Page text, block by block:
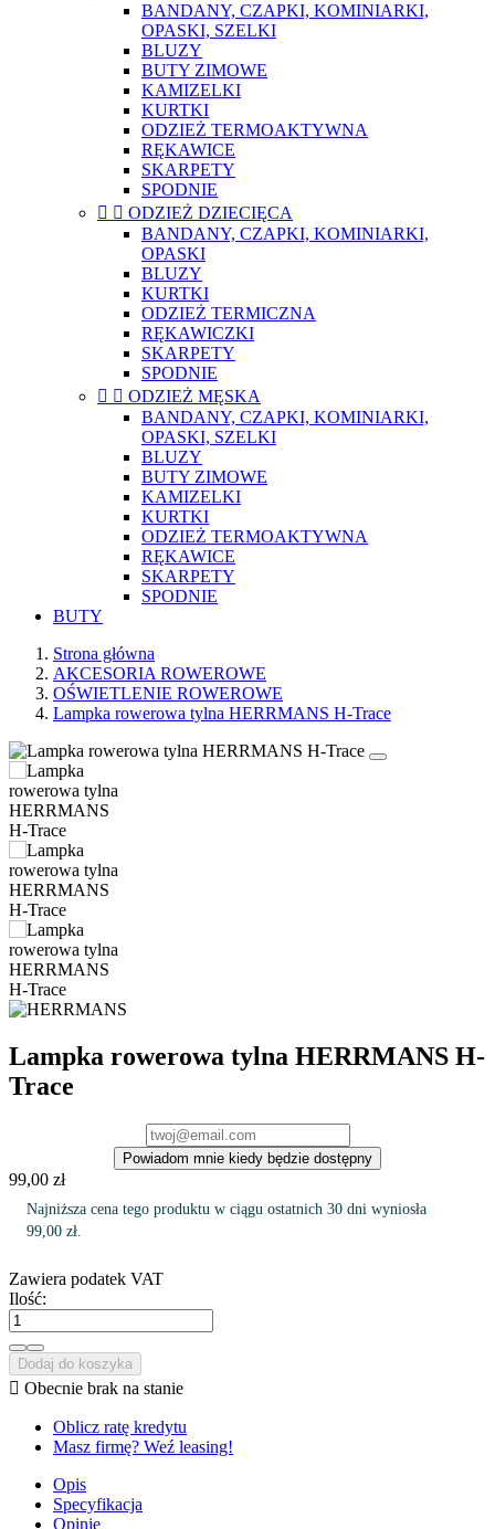
BANDANY, CZAPKI, KOMINIARKI,
OPASKI, SZELKI
BLUZY
BUTY ZIMOWE
KAMIZELKI
KURTKI
ODZIEŻ TERMOAKTYWNA
RĘKAWICE
SKARPETY
SPODNIE
  ODZIEŻ DZIECIĘCA
BANDANY, CZAPKI, KOMINIARKI,
OPASKI
BLUZY
KURTKI
ODZIEŻ TERMICZNA
RĘKAWICZKI
SKARPETY
SPODNIE
  ODZIEŻ MĘSKA
BANDANY, CZAPKI, KOMINIARKI,
OPASKI, SZELKI
BLUZY
BUTY ZIMOWE
KAMIZELKI
KURTKI
ODZIEŻ TERMOAKTYWNA
RĘKAWICE
SKARPETY
SPODNIE
BUTY
Strona główna
AKCESORIA ROWEROWE
OŚWIETLENIE ROWEROWE
Lampka rowerowa tylna HERRMANS H-Trace
Lampka rowerowa tylna HERRMANS H-
Trace
Powiadom mnie kiedy będzie dostępny
99,00 zł
Najniższa cena tego produktu w ciągu ostatnich 30 dni wyniosła
99,00 zł.
Zawiera podatek VAT
Ilość:
Dodaj do koszyka
 Obecnie brak na stanie
Oblicz ratę kredytu
Masz firmę? Weź leasing!
Opis
Specyfikacja
Opinie